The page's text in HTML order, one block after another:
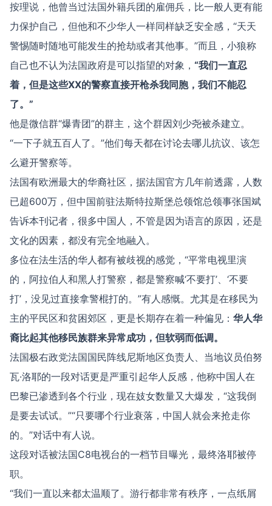
按理说，他曾当过法国外籍兵团的雇佣兵，比一般人更有能
力保护自己，但他和不少华人一样同样缺乏安全感，“天天
警惕随时随地可能发生的抢劫或者其他事。”而且，小狼称
自己也不认为法国政府是可以指望的对象， “我们一直忍
着，但是这些XX的警察直接开枪杀我同胞，我们不能忍
了。”
他是微信群“爆青团”的群主，这个群因刘少尧被杀建立。
“一下子就五百人了。”他们每天都在讨论去哪儿抗议、该怎
么避开警察等。
法国有欧洲最大的华裔社区，据法国官方几年前透露，人数
已超600万，但中国前驻法斯特拉斯堡总领馆总领事张国斌
告诉本刊记者，很多中国人，不管是因为语言的原因，还是
文化的因素，都没有完全地融入。
多位在法生活的华人都有被歧视的感觉，“平常电视里演
的，阿拉伯人和黑人打警察，都是警察喊‘不要打’、‘不要
打’，没见过直接拿警棍打的。”有人感慨。尤其是在移民为
主的平民区和贫困郊区，更是长期存在着一种偏见： 华人华
裔比起其他移民族群来异常成功，但软弱而低调。
法国极右政党法国国民阵线尼斯地区负责人、当地议员伯努
瓦·洛耶的一段对话更是严重引起华人反感，他称中国人在
巴黎已渗透到各个行业，现在妓女数量又大爆发，“这我倒
是要去试试。”“只要哪个行业衰落，中国人就会来抢走你
的。”对话中有人说。
这段对话被法国C8电视台的一档节目曝光，最终洛耶被停
职。
“我们一直以来都太温顺了。游行都非常有秩序，一点纸屑